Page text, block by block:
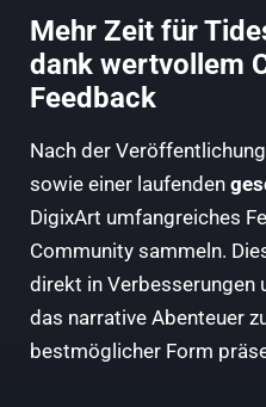
Mehr Zeit für
dank wertvollem
Feedback
Nach der
sowie einer laufenden
DigixArt umfangreiches
Community sammeln.
direkt in Verbesserungen
das narrative Abenteuer
bestmöglicher Form